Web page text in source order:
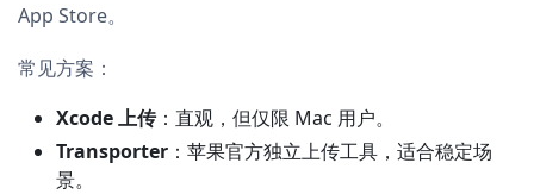
App Store。
常见方案：
Xcode 上传：直观，但仅限 Mac 用户。
Transporter ：苹果官方独立上传工具，适合稳定场
景。